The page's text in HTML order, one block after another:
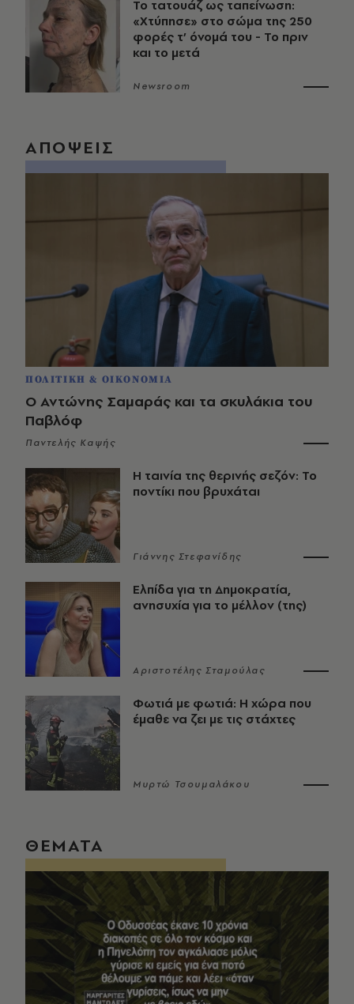
Το τατουάζ ως ταπείνωση:
«Χτύπησε» στο σώμα της 250
φορές τ’ όνομά του - Το πριν
και το μετά
Newsroom
ΑΠΟΨΕΙΣ
ΠΟΛΙΤΙΚΗ & ΟΙΚΟΝΟΜΙΑ
Ο Αντώνης Σαμαράς και τα σκυλάκια του
Παβλόφ
Παντελής Καψής
Η ταινία της θερινής σεζόν: Το
ποντίκι που βρυχάται
Γιάννης Στεφανίδης
Ελπίδα για τη Δημοκρατία,
ανησυχία για το μέλλον (της)
Αριστοτέλης Σταμούλας
Φωτιά με φωτιά: Η χώρα που
έμαθε να ζει με τις στάχτες
Μυρτώ Τσουμαλάκου
ΘΕΜΑΤΑ